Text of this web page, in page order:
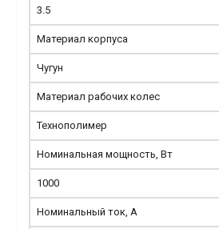
3.5
Материал корпуса
Чугун
Материал рабочих колес
Технополимер
Номинальная мощность, Вт
1000
Номинальный ток, А